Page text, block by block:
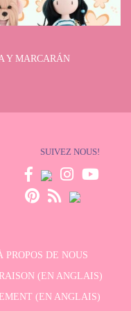
Y MARCARÁN
SUIVEZ NOUS!
PROPOS DE NOUS
(EN ANGLAIS)
(EN ANGLAIS)